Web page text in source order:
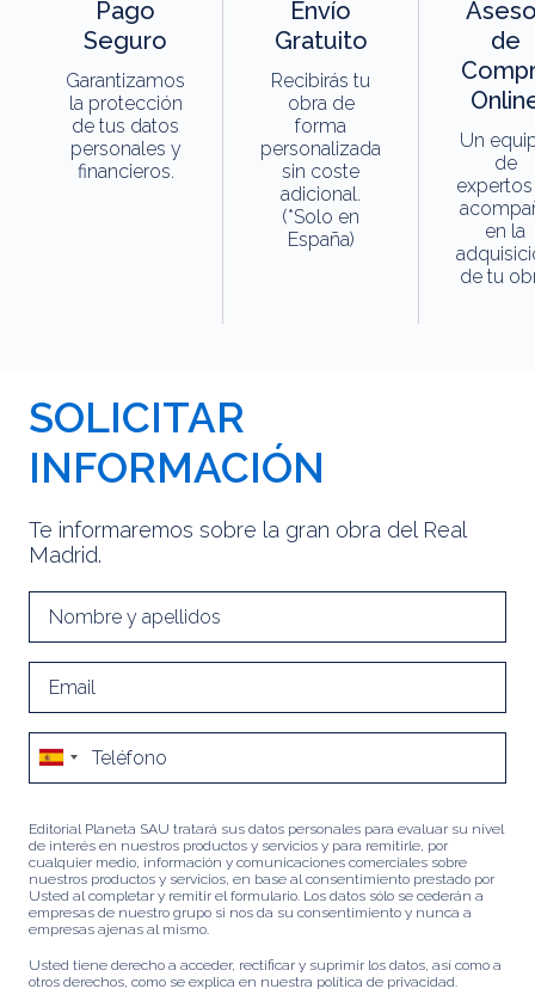
Pago
Seguro
Garantizamos
la protección
de tus datos
personales y
financieros.
Envío
Gratuito
Recibirás tu
obra de
forma
personalizada
sin coste
adicional.
(*Solo en
España)
de
Un
de
en la
de tu
SOLICITAR
INFORMACIÓN
Te informaremos sobre la gran obra del Real
Madrid.
Editorial Planeta SAU tratará sus datos personales para evaluar su nivel
de interés en nuestros productos y servicios y para remitirle, por
cualquier medio, información y comunicaciones comerciales sobre
nuestros productos y servicios, en base al consentimiento prestado por
Usted al completar y remitir el formulario. Los datos sólo se cederán a
empresas de nuestro grupo si nos da su consentimiento y nunca a
empresas ajenas al mismo.
Usted tiene derecho a acceder, rectificar y suprimir los datos, así como a
otros derechos, como se explica en nuestra política de privacidad.